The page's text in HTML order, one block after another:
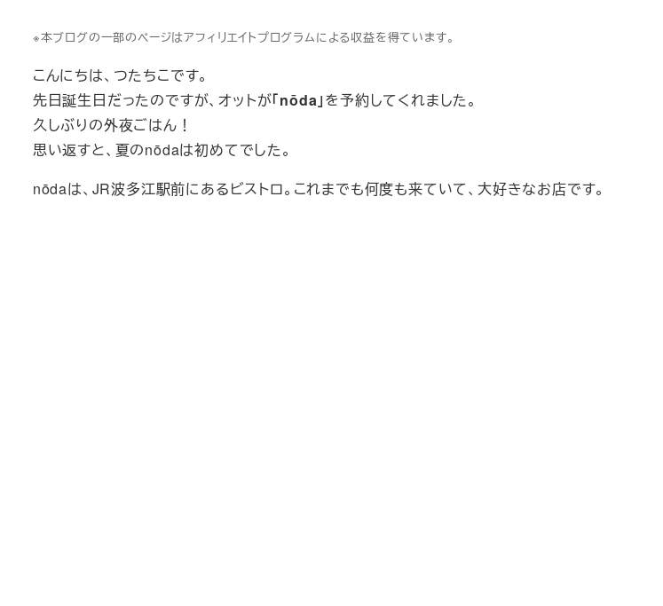
※本ブログの一部のページはアフィリエイトプログラムによる収益を得ています。
こんにちは、つたちこです。
先日誕生日だったのですが、オットが「nōda」を予約してくれました。
久しぶりの外夜ごはん！
思い返すと、夏のnōdaは初めてでした。
nōdaは、JR波多江駅前にあるビストロ。これまでも何度も来ていて、大好きなお店です。